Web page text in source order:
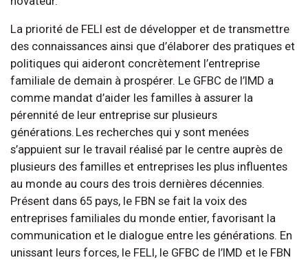
La priorité de FELI est de développer et de transmettre
des connaissances ainsi que d’élaborer des pratiques et
politiques qui aideront concrètement l’entreprise
familiale de demain à prospérer. Le GFBC de l’IMD a
comme mandat d’aider les familles à assurer la
pérennité de leur entreprise sur plusieurs
générations. Les recherches qui y sont menées
s’appuient sur le travail réalisé par le centre auprès de
plusieurs des familles et entreprises les plus influentes
au monde au cours des trois dernières décennies.
Présent dans 65 pays, le FBN se fait la voix des
entreprises familiales du monde entier, favorisant la
communication et le dialogue entre les générations. En
unissant leurs forces, le FELI, le GFBC de l’IMD et le FBN